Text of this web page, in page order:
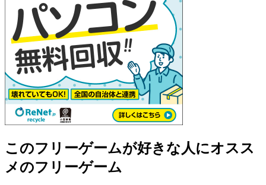
このフリーゲームが好きな人にオスス
メのフリーゲーム